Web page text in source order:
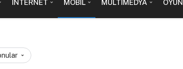
İNTERNET MOBIL MULTIMEDYA OYUN